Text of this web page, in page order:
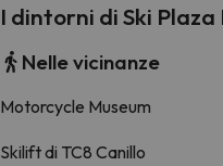
I dintorni di Ski Plaza
Nelle vicinanze
Motorcycle Museum
Skilift di TC8 Canillo